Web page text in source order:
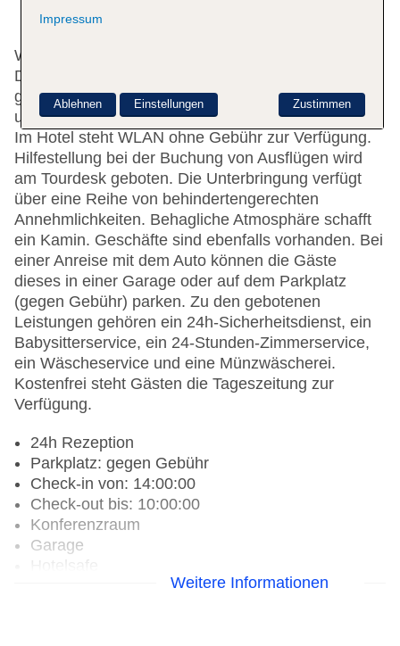
Wohlfühlen können sich die Gäste in 111 Zimmern.
Das freundliche Personal an der Rezeption ist
gerne bei allen Fragen behilflich. Die Einrichtung
umfasst eine Gepäckaufbewahrung und einen Safe.
Im Hotel steht WLAN ohne Gebühr zur Verfügung.
Hilfestellung bei der Buchung von Ausflügen wird
am Tourdesk geboten. Die Unterbringung verfügt
über eine Reihe von behindertengerechten
Annehmlichkeiten. Behagliche Atmosphäre schafft
ein Kamin. Geschäfte sind ebenfalls vorhanden. Bei
einer Anreise mit dem Auto können die Gäste
dieses in einer Garage oder auf dem Parkplatz
(gegen Gebühr) parken. Zu den gebotenen
Leistungen gehören ein 24h-Sicherheitsdienst, ein
Babysitterservice, ein 24-Stunden-Zimmerservice,
ein Wäscheservice und eine Münzwäscherei.
Kostenfrei steht Gästen die Tageszeitung zur
Verfügung.
24h Rezeption
Parkplatz: gegen Gebühr
Check-in von: 14:00:00
Check-out bis: 10:00:00
Konferenzraum
Garage
Hotelsafe
WLAN/WiFi im HotelWeitere Informationen
Impressum
Zustimmen
Ablehnen Einstellungen